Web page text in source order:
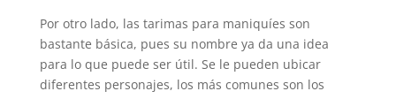
Por otro lado, las tarimas para maniquíes son
bastante básica, pues su nombre ya da una idea
para lo que puede ser útil. Se le pueden ubicar
diferentes personajes, los más comunes son los